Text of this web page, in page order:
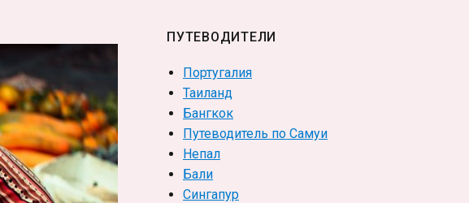
ПУТЕВОДИТЕЛИ
Португалия
Таиланд
Бангкок
Путеводитель по Самуи
Непал
Бали
Сингапур